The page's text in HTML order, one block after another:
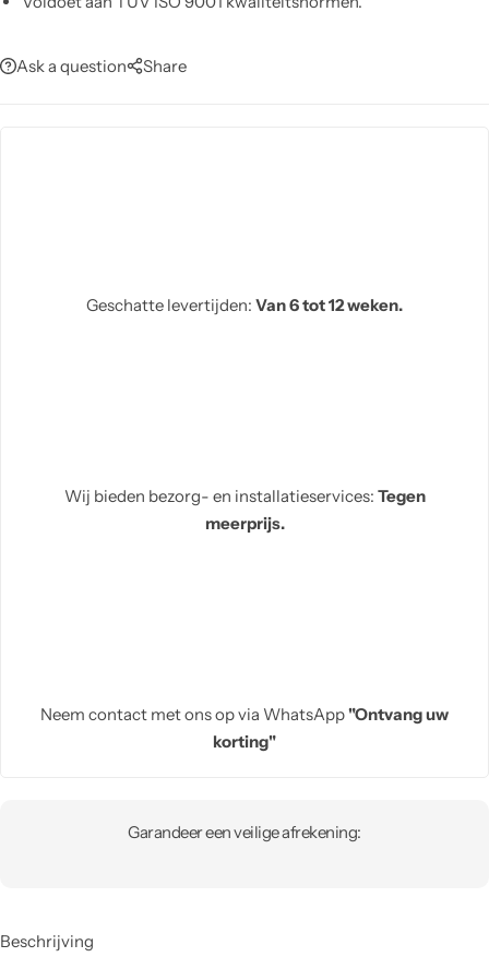
Ask a question Share
Geschatte levertijden: Van 6 tot 12 weken.
Wij bieden bezorg- en installatieservices: Tegen
meerprijs.
Neem contact met ons op via WhatsApp"Ontvang uw
korting"
Garandeer een veilige afrekening:
Beschrijving